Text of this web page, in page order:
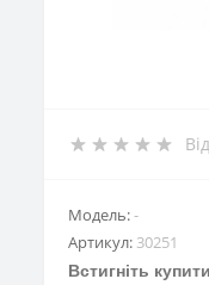
Модель:-
Артикул: 30251
Встигніть